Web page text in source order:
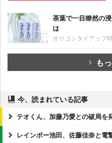
茶葉で一目瞭然の
は
オリコンタイアップ
も
今、読まれている記事
テオくん、加藤乃愛との破局を
レインボー池田、佐藤佳奈と電